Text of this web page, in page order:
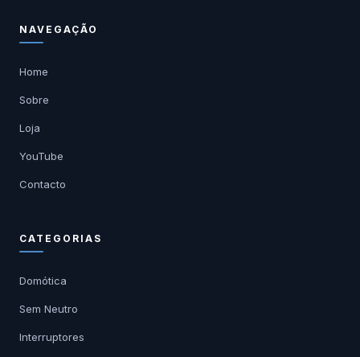
NAVEGAÇÃO
Home
Sobre
Loja
YouTube
Contacto
CATEGORIAS
Domótica
Sem Neutro
Interruptores